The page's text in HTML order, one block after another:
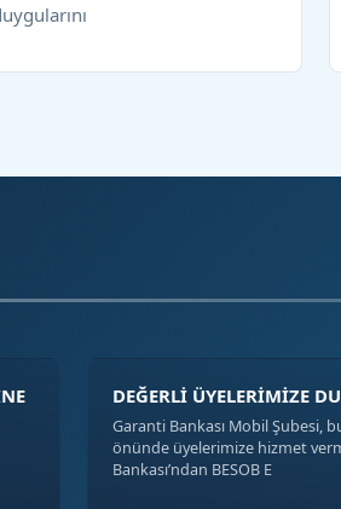
DEĞERLİ ÜYELERİMİZE
Garanti Bankası Mobil Şubesi,
önünde üyelerimize hizmet
Bankası’ndan BESOB E